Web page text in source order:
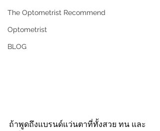
The Optometrist Recommend
Optometrist
BLOG
ถ้าพูดถึงแบรนด์แว่นตาที่ทั้งสวย ทน และ